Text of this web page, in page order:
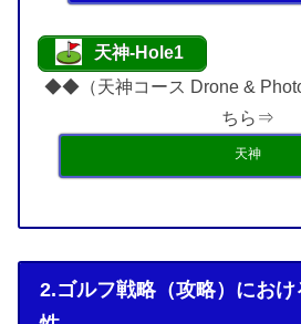
天神-Hole1
◆◆（天神コース Drone &
ちら⇒
天神
2.ゴルフ戦略（攻略）にお